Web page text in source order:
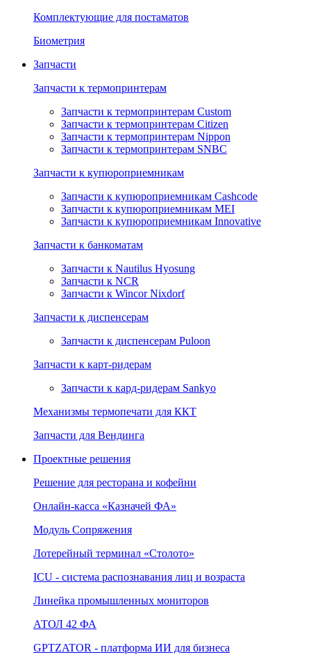
Комплектующие для постаматов
Биометрия
Запчасти
Запчасти к термопринтерам
Запчасти к термопринтерам Custom
Запчасти к термопринтерам Citizen
Запчасти к термопринтерам Nippon
Запчасти к термопринтерам SNBC
Запчасти к купюроприемникам
Запчасти к купюроприемникам Cashcode
Запчасти к купюроприемникам MEI
Запчасти к купюроприемникам Innovative
Запчасти к банкоматам
Запчасти к Nautilus Hyosung
Запчасти к NCR
Запчасти к Wincor Nixdorf
Запчасти к диспенсерам
Запчасти к диспенсерам Puloon
Запчасти к карт-ридерам
Запчасти к кард-ридерам Sankyo
Механизмы термопечати для ККТ
Запчасти для Вендинга
Проектные решения
Решение для ресторана и кофейни
Онлайн‑касса «Казначей ФА»
Модуль Сопряжения
Лотерейный терминал «Столото»
ICU - система распознавания лиц и возраста
Линейка промышленных мониторов
АТОЛ 42 ФА
GPTZATOR - платформа ИИ для бизнеса